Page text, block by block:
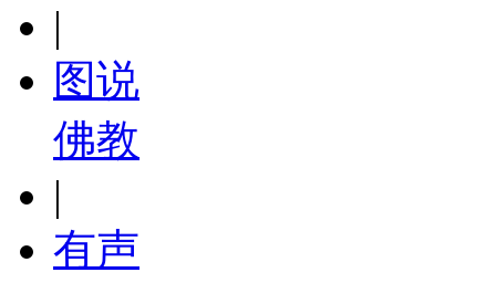
|
图说
佛教
|
有声